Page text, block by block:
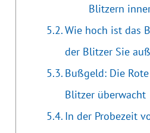
Blitzern
Wie hoch ist das
der Blitzer Sie
Bußgeld: Die
Blitzer überwacht
In der Probezeit